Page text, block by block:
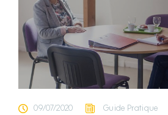
09/07/2020 Guide Pratique